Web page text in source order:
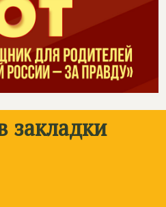
закладки